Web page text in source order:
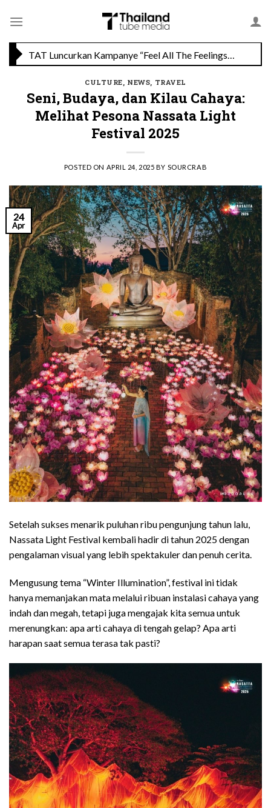
Menikmati Cita Rasa Mewah di Wolfgang’s Steakhouse di Thailand
CULTURE, NEWS, TRAVEL
Seni, Budaya, dan Kilau Cahaya:
Melihat Pesona Nassata Light
Festival 2025
POSTED ON APRIL 24, 2025 BY SOURCRAB
24
Apr
Setelah sukses menarik puluhan ribu pengunjung tahun lalu,
Nassata Light Festival kembali hadir di tahun 2025 dengan
pengalaman visual yang lebih spektakuler dan penuh cerita.
Mengusung tema “Winter Illumination”, festival ini tidak
hanya memanjakan mata melalui ribuan instalasi cahaya yang
indah dan megah, tetapi juga mengajak kita semua untuk
merenungkan: apa arti cahaya di tengah gelap? Apa arti
harapan saat semua terasa tak pasti?